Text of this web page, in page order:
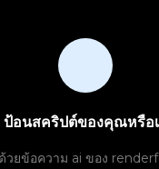
อนสคริปต์ของคุณหรือ
วยข้อความ ai ของ